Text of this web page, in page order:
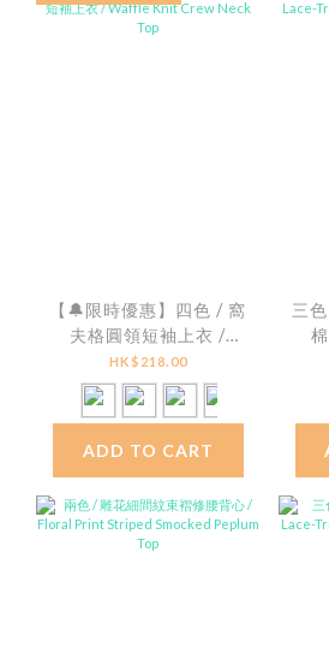
【🔔限時優惠】四色 / 窩
夫格圓領短袖上衣 /
Waffle Knit Crew Neck
Top
HK$218.00
ADD TO CART
三